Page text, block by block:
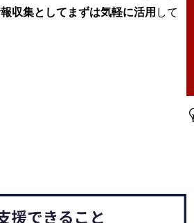
収集としてまずは気軽に活用 して